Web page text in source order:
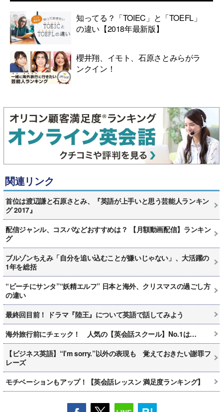
知ってる？「TOIEC」と「TOEFL」
の違い【2018年最新版】
櫻井翔、イモト、石原さとみらがラ
ンクイン！
関連リンク
首位は渡辺謙と石原さとみ、『英語が上手いと思う芸能人ランキン
グ 2017』
配信ジャンル、コスパなどおすすめは？ 【月額動画配信】ランキン
グ
ブルゾンちえみ「自分を追い込むことが嫌いじゃない」、大活躍の
1年を総括
“ビーチにサンタ”“妖精エルフ” 日本と海外、クリスマスの過ごし方
の違い
最終回目前！ ドラマ『陸王』について英語で話してみよう
海外旅行前にチェック！ 人気の【英会話スクール】No.1は…
【ビジネス英語】“I’m sorry.”以外の表現も 覚えておきたい謝罪フ
レーズ
モチベーションもアップ！【英会話レッスン 満足度ランキング】